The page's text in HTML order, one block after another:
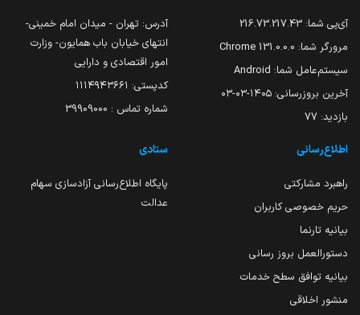
آی‌پی شما: 216.73.217.43
مرورگر شما: 131.0.0.0 Chrome
سیستم‌عامل شما: Android
آخرین بروزرسانی: ۱۴۰۵-۰۳-۰۳
بازدید: 77
آدرس: تهران - میدان امام خمینی-
انتهای خیابان باب همایون- وزارت
امور اقتصادی و دارایی
کدپستی: ۱۱۱۴۹۴۳۶۶۱
شماره تماس : 39909000
اطلاع‌رسانی
راهبرد مشارکتی
حریم خصوصی کاربران
بیانیه تارنما
دستورالعمل بروز رسانی
بیانیه توافق سطح خدمات
منشور اخلاقی
ستادی
پایگاه اطلاع‌رسانی آزادسازی سهام
عدالت